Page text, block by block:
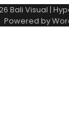
Bali Visual |
Powered by